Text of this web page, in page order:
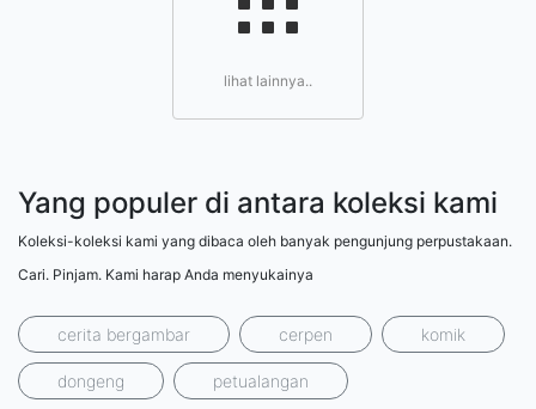
lihat lainnya..
Yang populer di antara koleksi kami
Koleksi-koleksi kami yang dibaca oleh banyak pengunjung perpustakaan.
Cari. Pinjam. Kami harap Anda menyukainya
cerita bergambar cerpen komik
dongeng petualangan